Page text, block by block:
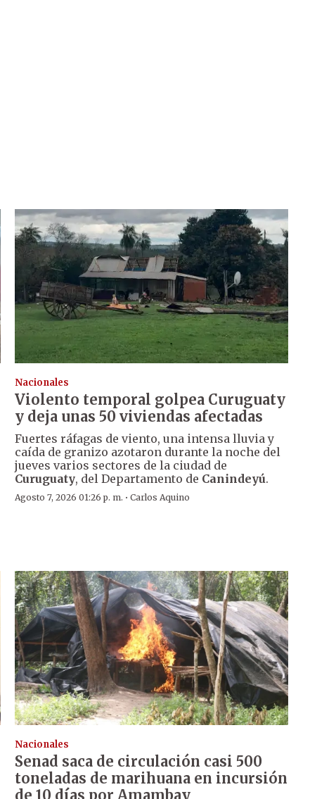
Nacionales
Violento temporal golpea Curuguaty
y deja unas 50 viviendas afectadas
Fuertes ráfagas de viento, una intensa lluvia y
caída de granizo azotaron durante la noche del
jueves varios sectores de la ciudad de
Curuguaty, del Departamento de Canindeyú.
Agosto 7, 2026 01:26 p. m. · Carlos Aquino
Nacionales
Senad saca de circulación casi 500
toneladas de marihuana en incursión
de 10 días por Amambay